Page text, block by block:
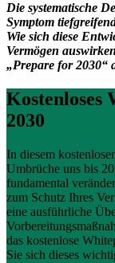
Die systematische
Symptom
Wie sich diese
Vermögen
„Prepare for 2030“
Kostenloses
2030
In diesem
Umbrüche uns bis
fundamental
zum Schutz Ihres
eine ausführliche
das kostenlose
Sie sich dieses